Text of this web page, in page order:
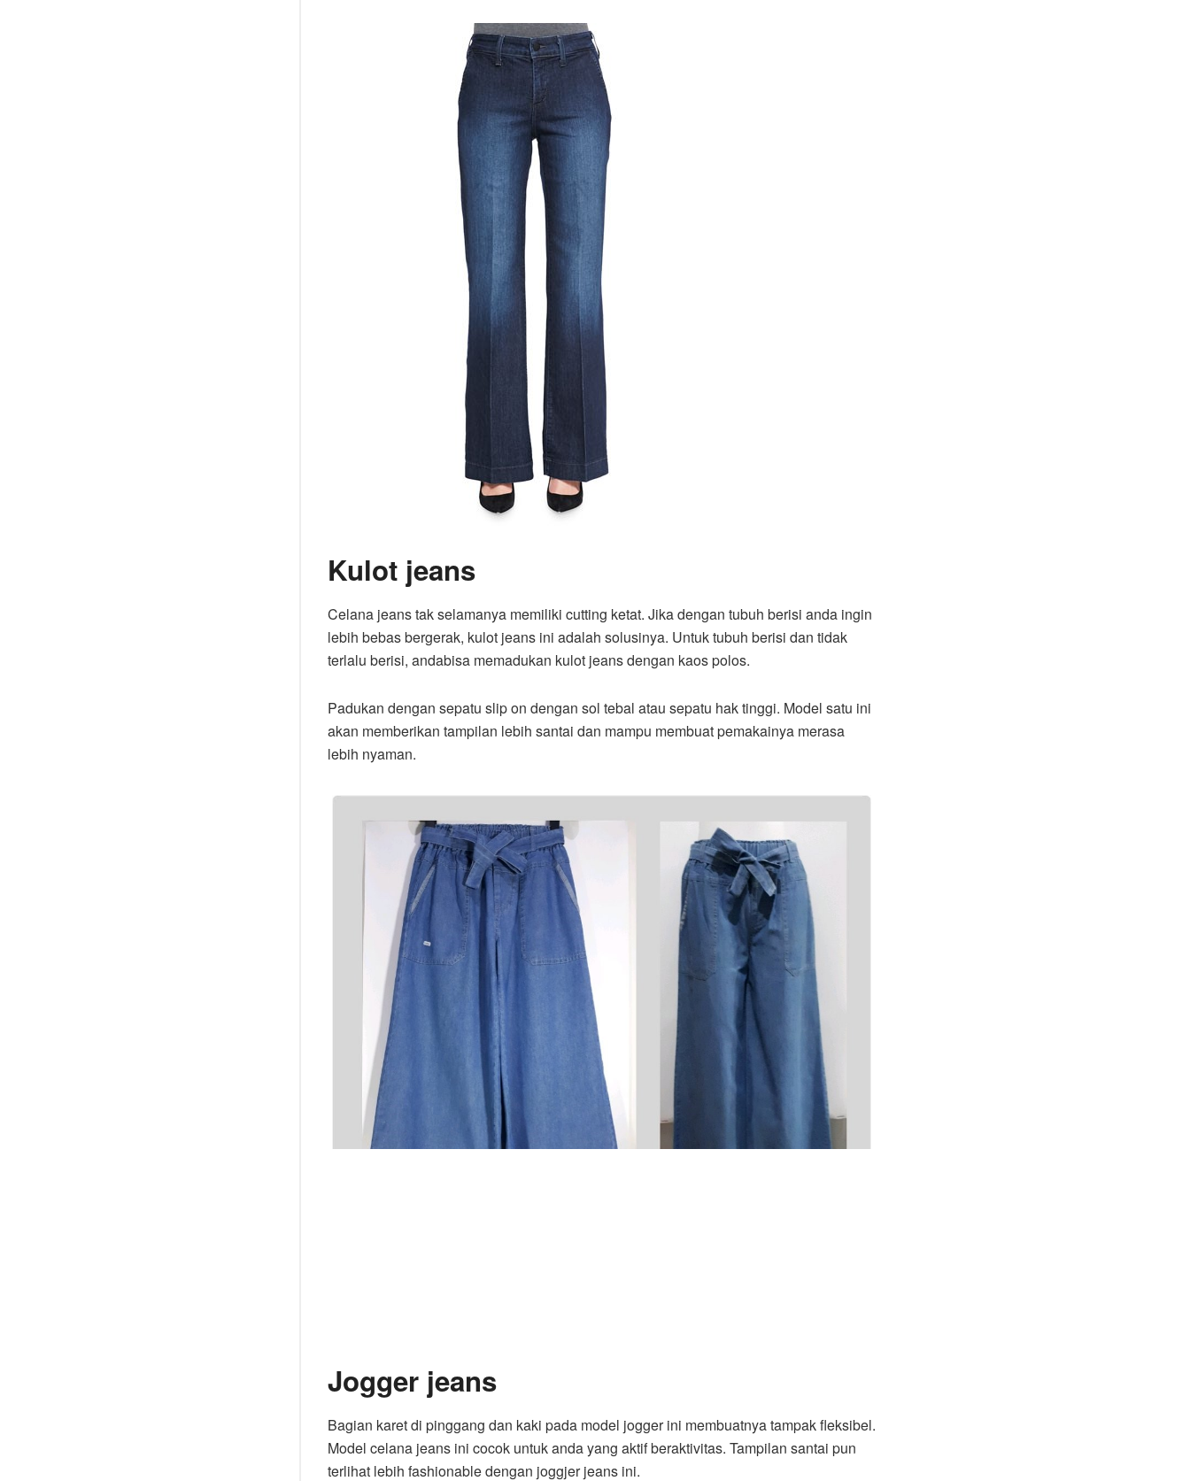
Kulot jeans
Celana jeans tak selamanya memiliki cutting ketat. Jika dengan tubuh berisi anda ingin
lebih bebas bergerak, kulot jeans ini adalah solusinya. Untuk tubuh berisi dan tidak
terlalu berisi, andabisa memadukan kulot jeans dengan kaos polos.
Padukan dengan sepatu slip on dengan sol tebal atau sepatu hak tinggi. Model satu ini
akan memberikan tampilan lebih santai dan mampu membuat pemakainya merasa
lebih nyaman.
Jogger jeans
Bagian karet di pinggang dan kaki pada model jogger ini membuatnya tampak fleksibel.
Model celana jeans ini cocok untuk anda yang aktif beraktivitas. Tampilan santai pun
terlihat lebih fashionable dengan joggjer jeans ini.